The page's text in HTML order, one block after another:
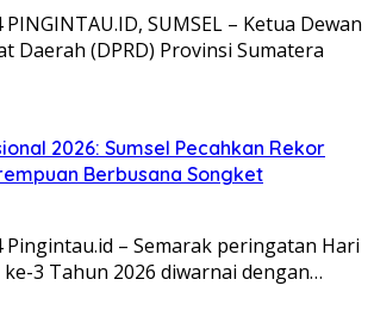
PINGINTAU.ID, SUMSEL – Ketua Dewan
Daerah (DPRD) Provinsi Sumatera
2026: Sumsel Pecahkan Rekor
Berbusana Songket
Pingintau.id – Semarak peringatan Hari
3 Tahun 2026 diwarnai dengan…